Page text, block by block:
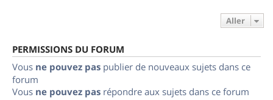
Aller
PERMISSIONS DU FORUM
Vous ne pouvez pas publier de nouveaux sujets dans ce
forum
Vous ne pouvez pas répondre aux sujets dans ce forum